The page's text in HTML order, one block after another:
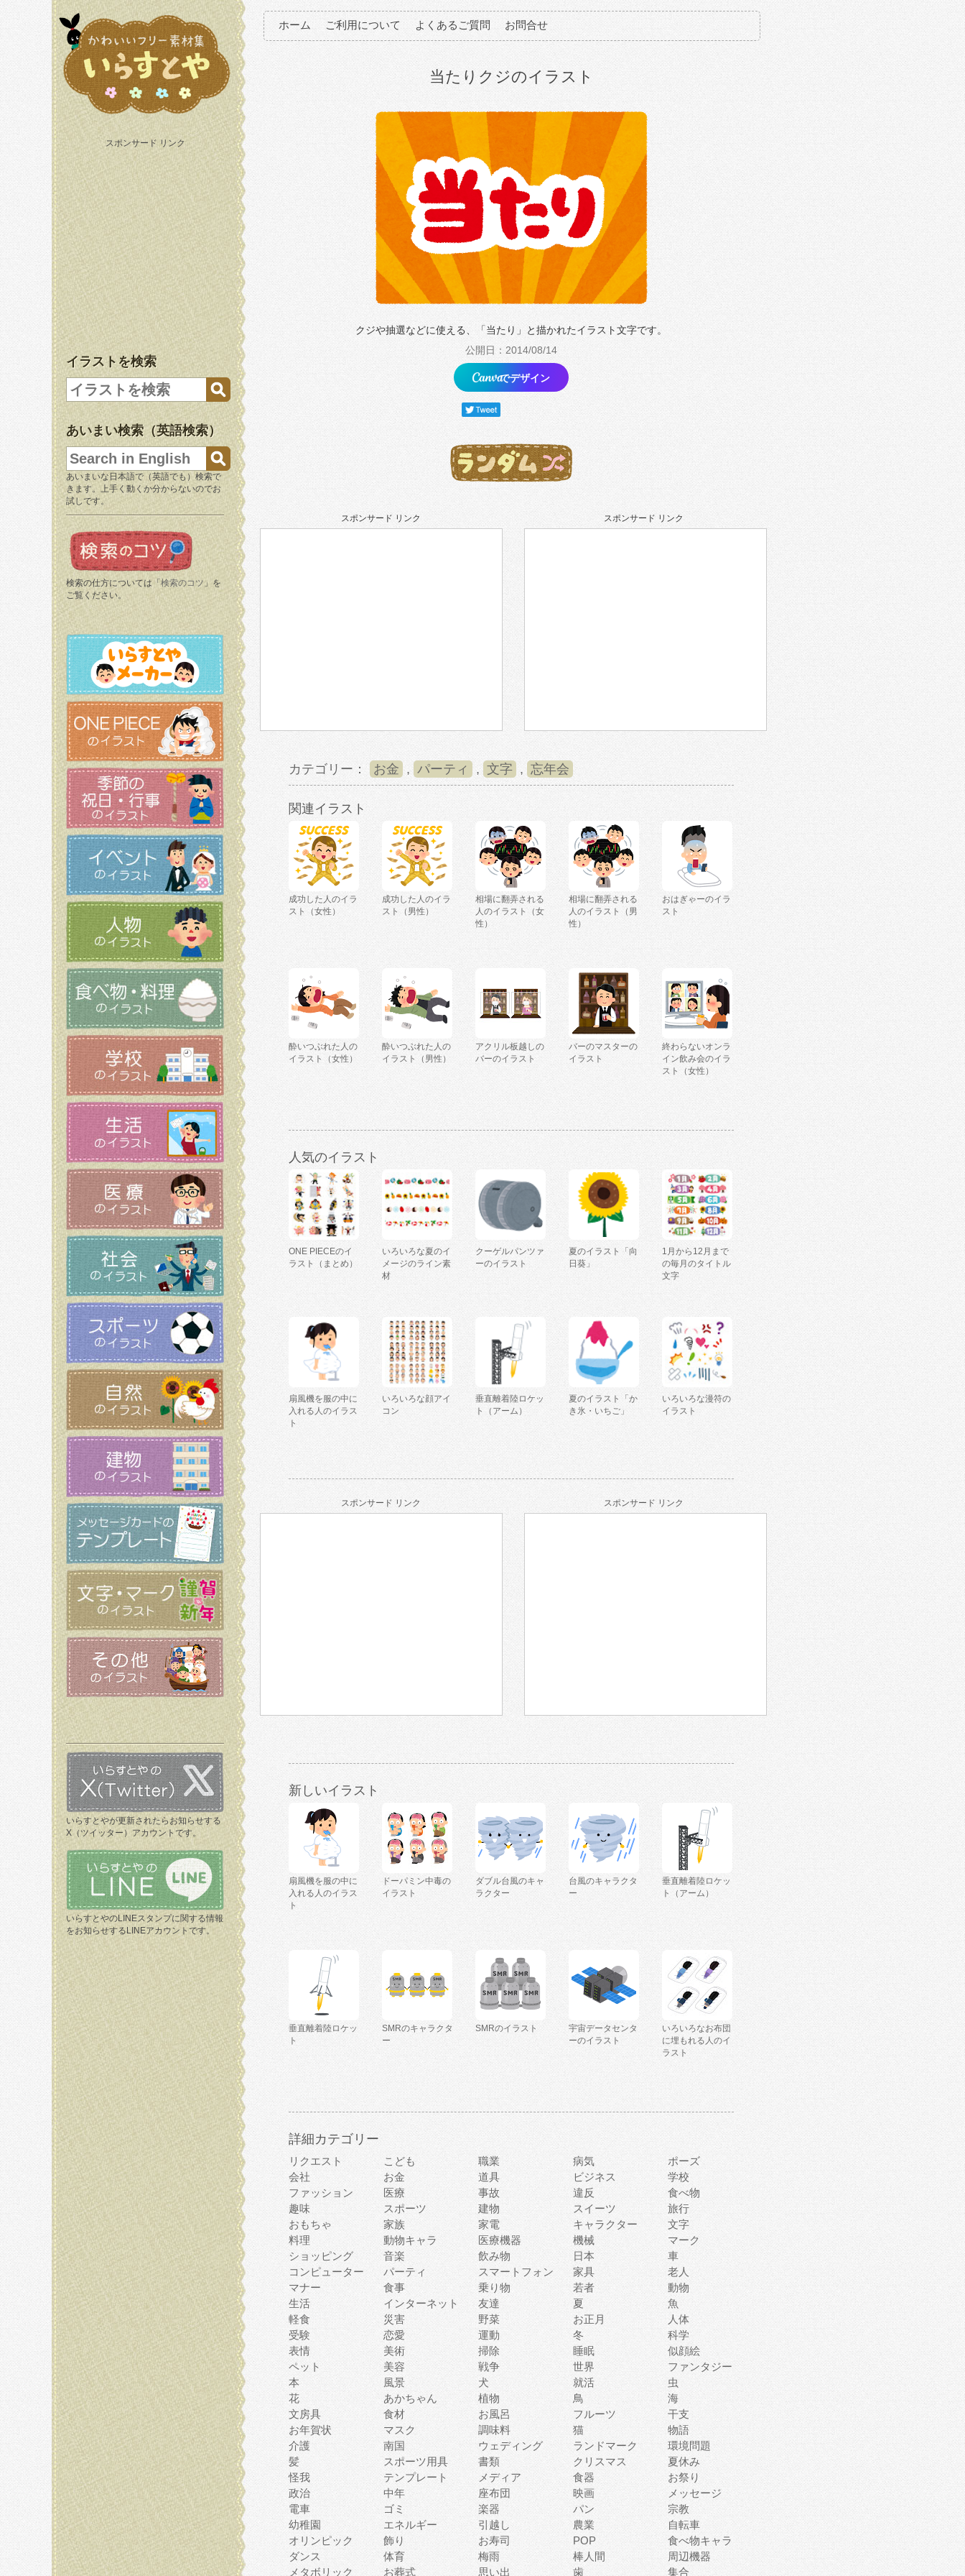
スポンサード リンク
イラストを検索
あいまい検索（英語検索）
あいまいな日本語で（英語でも）検索で
きます。上手く動くか分からないのでお
試しです。
検索の仕方については「 検索のコツ 」を
ご覧ください。
いらすとやが更新されたらお知らせする
X（ツイッター）アカウントです。
いらすとやのLINEスタンプに関する情報
をお知らせするLINEアカウントです。
ホーム ご利用について よくあるご質問 お問合せ
当たりクジのイラスト
クジや抽選などに使える、「当たり」と描かれたイラスト文字です。
公開日：2014/08/14
でデザイン
スポンサード リンク スポンサード リンク
カテゴリー： お金 , パーティ , 文字 , 忘年会
関連イラスト
成功した人のイラ
スト（女性）
成功した人のイラ
スト（男性）
相場に翻弄される
人のイラスト（女
性）
相場に翻弄される
人のイラスト（男
性）
おはぎゃーのイラ
スト
酔いつぶれた人の
イラスト（女性）
酔いつぶれた人の
イラスト（男性）
アクリル板越しの
バーのイラスト
バーのマスターの
イラスト
終わらないオンラ
イン飲み会のイラ
スト（女性）
人気のイラスト
ONE PIECEのイ
ラスト（まとめ）
いろいろな夏のイ
メージのライン素
材
クーゲルパンツァ
ーのイラスト
夏のイラスト「向
日葵」
1月から12月まで
の毎月のタイトル
文字
扇風機を服の中に
入れる人のイラス
ト
いろいろな顔アイ
コン
垂直離着陸ロケッ
ト（アーム）
夏のイラスト「か
き氷・いちご」
いろいろな漫符の
イラスト
スポンサード リンク スポンサード リンク
新しいイラスト
扇風機を服の中に
入れる人のイラス
ト
ドーパミン中毒の
イラスト
ダブル台風のキャ
ラクター
台風のキャラクタ
ー
垂直離着陸ロケッ
ト（アーム）
垂直離着陸ロケッ
ト
SMRのキャラクタ
ー
SMRのイラスト
宇宙データセンタ
ーのイラスト
いろいろなお布団
に埋もれる人のイ
ラスト
詳細カテゴリー
リクエスト こども 職業 病気
ポーズ
会社
お金 道具 ビジネス
学校
ファッション
医療 事故 違反
食べ物
趣味
スポーツ 建物 スイーツ
旅行
おもちゃ
家族 家電 キャラクター
文字
料理
動物キャラ 医療機器 機械
マーク
ショッピング
音楽 飲み物 日本
車
コンピューター
パーティ スマートフォン 家具
老人
マナー
食事 乗り物 若者
動物
生活
インターネット 友達 夏
魚
軽食
災害 野菜 お正月
人体
受験
恋愛 運動 冬
科学
表情
美術 掃除 睡眠
似顔絵
ペット
美容 戦争 世界
ファンタジー
本
風景 犬 就活
虫
花
あかちゃん 植物 鳥
海
文房具
食材 お風呂 フルーツ
干支
お年賀状
マスク 調味料 猫
物語
介護
南国 ウェディング ランドマーク
環境問題
髪
スポーツ用具 書類 クリスマス
夏休み
怪我
テンプレート メディア 食器
お祭り
政治
中年 座布団 映画
メッセージ
電車
ゴミ 楽器 パン
宗教
幼稚園
エネルギー 引越し 農業
自転車
オリンピック
飾り お寿司 POP
食べ物キャラ
ダンス
体育 梅雨 棒人間
周辺機器
メタボリック
お葬式 思い出 歯 集合